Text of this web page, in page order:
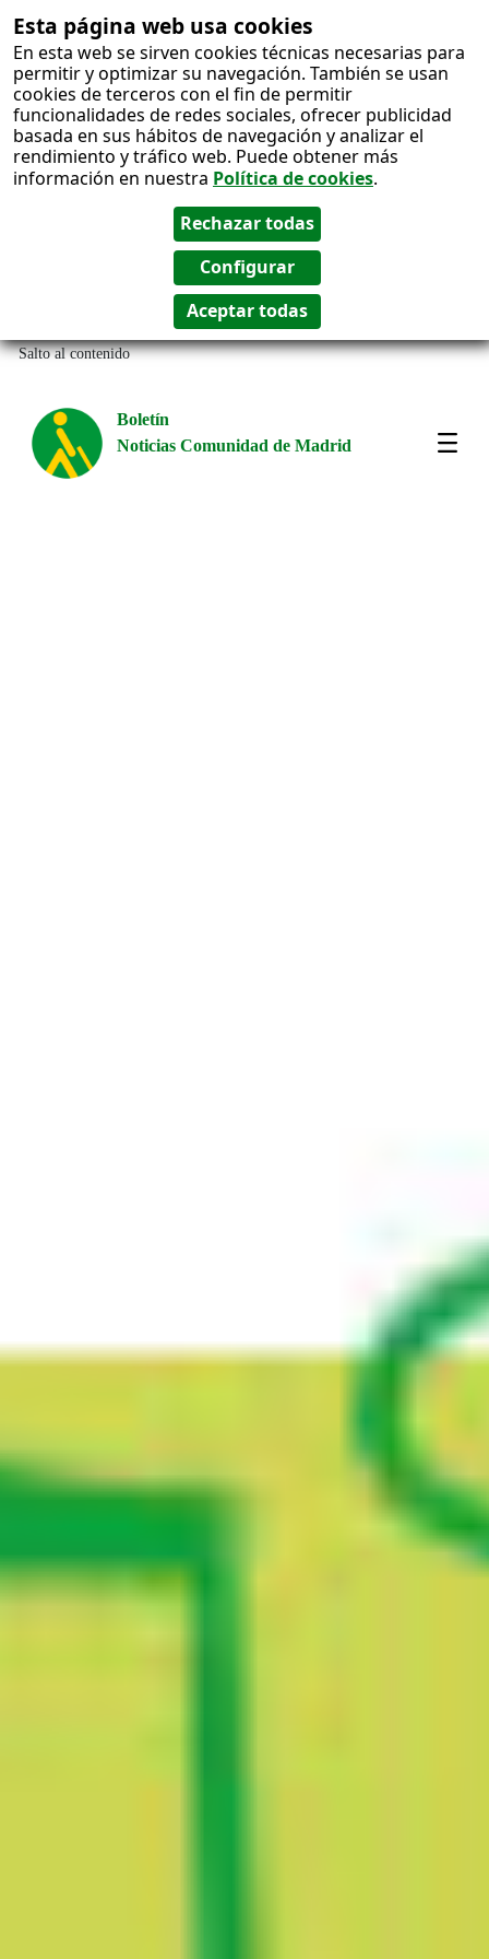
Esta página web usa cookies
En esta web se sirven cookies técnicas necesarias para
permitir y optimizar su navegación. También se usan
cookies de terceros con el fin de permitir
funcionalidades de redes sociales, ofrecer publicidad
basada en sus hábitos de navegación y analizar el
rendimiento y tráfico web. Puede obtener más
información en nuestra Política de cookies.
Salto al contenido
Boletín
Noticias Comunidad de Madrid